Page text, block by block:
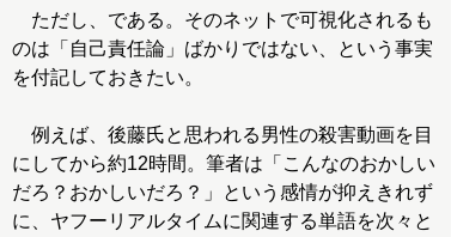
ただし、である。そのネットで可視化されるも
のは「自己責任論」ばかりではない、という事実
を付記しておきたい。
例えば、後藤氏と思われる男性の殺害動画を目
にしてから約12時間。筆者は「こんなのおかしい
だろ？おかしいだろ？」という感情が抑えきれず
に、ヤフーリアルタイムに関連する単語を次々と